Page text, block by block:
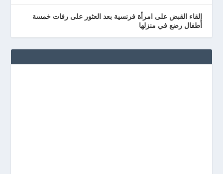
إلقاء القبض على امرأة فرنسية بعد العثور على رفات خمسة
أطفال رضع في منزلها